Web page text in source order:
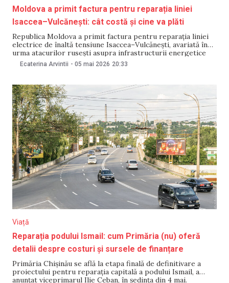
Moldova a primit factura pentru reparația liniei
Isaccea–Vulcănești: cât costă și cine va plăti
Republica Moldova a primit factura pentru reparația liniei
electrice de înaltă tensiune Isaccea–Vulcănești, avariată în
urma atacurilor rusești asupra infrastructurii energetice
din Ucraina. Ministrul Energiei, Dorin Junghietu, a declarat
Ecaterina Arvintii - 05 mai 2026 20:33
Viață
Reparația podului Ismail: cum Primăria (nu) oferă
detalii despre costuri și sursele de finanțare
Primăria Chișinău se află la etapa finală de definitivare a
proiectului pentru reparația capitală a podului Ismail, a
anunțat viceprimarul Ilie Ceban, în ședința din 4 mai.